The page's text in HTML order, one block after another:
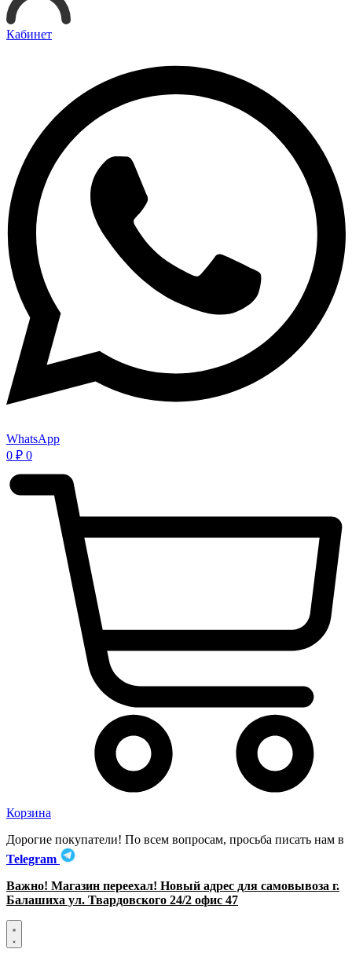
Кабинет
WhatsApp
0 ₽ 0
Корзина
Дорогие покупатели! По всем вопросам, просьба писать нам в
Telegram
Важно! Магазин переехал! Новый адрес для самовывоза г.
Балашиха ул. Твардовского 24/2 офис 47